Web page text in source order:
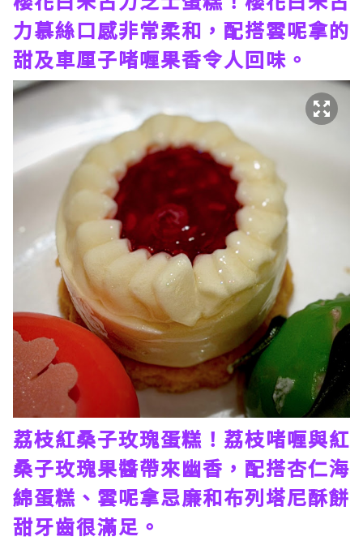
力慕絲口感非常柔和，配搭雲呢拿的
甜及車厘子啫喱果香令人回味。
荔枝紅桑子玫瑰蛋糕！荔枝啫喱與紅
桑子玫瑰果醬帶來幽香，配搭杏仁海
綿蛋糕、雲呢拿忌廉和布列塔尼酥餅
甜牙齒很滿足。